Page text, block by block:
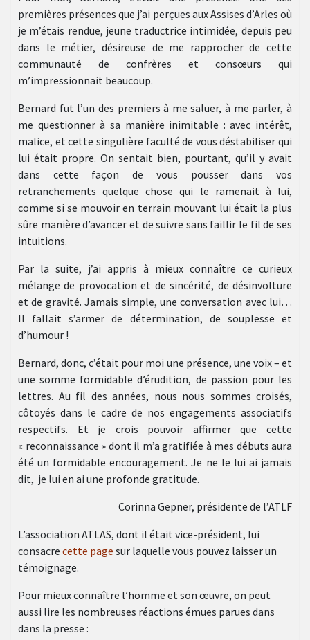
premières présences que j’ai perçues aux Assises d’Arles où
je m’étais rendue, jeune traductrice intimidée, depuis peu
dans le métier, désireuse de me rapprocher de cette
communauté de confrères et consœurs qui
m’impressionnait beaucoup.
Bernard fut l’un des premiers à me saluer, à me parler, à
me questionner à sa manière inimitable : avec intérêt,
malice, et cette singulière faculté de vous déstabiliser qui
lui était propre. On sentait bien, pourtant, qu’il y avait
dans cette façon de vous pousser dans vos
retranchements quelque chose qui le ramenait à lui,
comme si se mouvoir en terrain mouvant lui était la plus
sûre manière d’avancer et de suivre sans faillir le fil de ses
intuitions.
Par la suite, j’ai appris à mieux connaître ce curieux
mélange de provocation et de sincérité, de désinvolture
et de gravité. Jamais simple, une conversation avec lui…
Il fallait s’armer de détermination, de souplesse et
d’humour !
Bernard, donc, c’était pour moi une présence, une voix – et
une somme formidable d’érudition, de passion pour les
lettres. Au fil des années, nous nous sommes croisés,
côtoyés dans le cadre de nos engagements associatifs
respectifs. Et je crois pouvoir affirmer que cette
« reconnaissance » dont il m’a gratifiée à mes débuts aura
été un formidable encouragement. Je ne le lui ai jamais
dit, je lui en ai une profonde gratitude.
Corinna Gepner, présidente de l’ATLF
L’association ATLAS, dont il était vice-président, lui
consacre cette page sur laquelle vous pouvez laisser un
témoignage.
Pour mieux connaître l’homme et son œuvre, on peut
aussi lire les nombreuses réactions émues parues dans
dans la presse :